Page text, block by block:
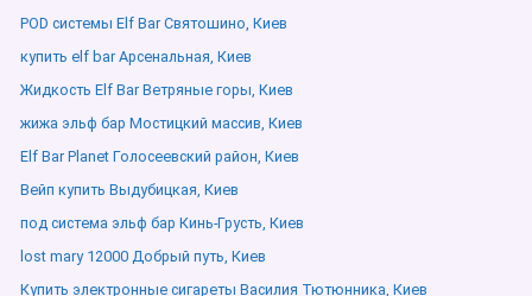
POD системы Elf Bar Святошино, Киев
купить elf bar Арсенальная, Киев
Жидкость Elf Bar Ветряные горы, Киев
жижа эльф бар Мостицкий массив, Киев
Elf Bar Planet Голосеевский район, Киев
Вейп купить Выдубицкая, Киев
под система эльф бар Кинь-Грусть, Киев
lost mary 12000 Добрый путь, Киев
Купить электронные сигареты Василия Тютюнника, Киев